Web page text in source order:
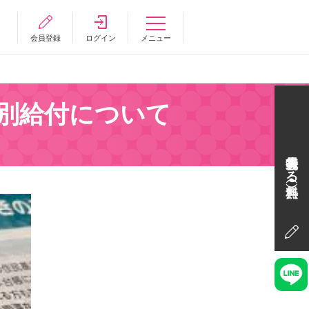
会員登録 ログイン メニュー
給付について
会員登録する（無料）